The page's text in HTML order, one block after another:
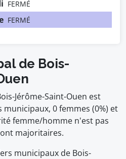
FERMÉ
FERMÉ
de Bois-
Jérôme-Saint-Ouen est
0 femmes (0%) et
femme/homme n'est pas
majoritaires.
municipaux de Bois-